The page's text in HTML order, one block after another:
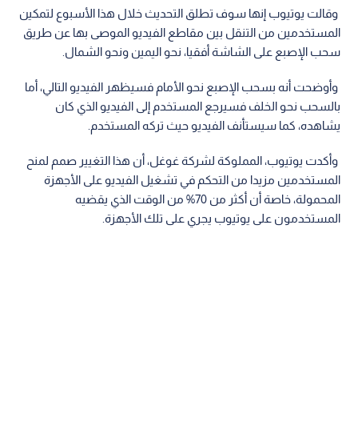
وقالت يوتيوب إنها سوف تطلق التحديث خلال هذا الأسبوع لتمكين
المستخدمين من التنقل بين مقاطع الفيديو الموصى بها عن طريق
سحب الإصبع على الشاشة أفقيا، نحو اليمين ونحو الشمال.
وأوضحت أنه بسحب الإصبع نحو الأمام فسيظهر الفيديو التالي، أما
بالسحب نحو الخلف فسيرجع المستخدم إلى الفيديو الذي كان
يشاهده، كما سيستأنف الفيديو حيث تركه المستخدم.
وأكدت يوتيوب، المملوكة لشركة غوغل، أن هذا التغيير صمم لمنح
المستخدمين مزيدا من التحكم في تشغيل الفيديو على الأجهزة
المحمولة، خاصة أن أكثر من 70% من الوقت الذي يقضيه
المستخدمون على يوتيوب يجري على تلك الأجهزة.